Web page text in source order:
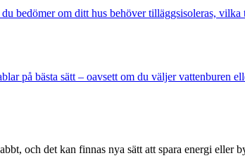
bedömer om ditt hus behöver tilläggsisoleras,
på bästa sätt – oavsett om du väljer vattenburen
och det kan finnas nya sätt att spara energi eller